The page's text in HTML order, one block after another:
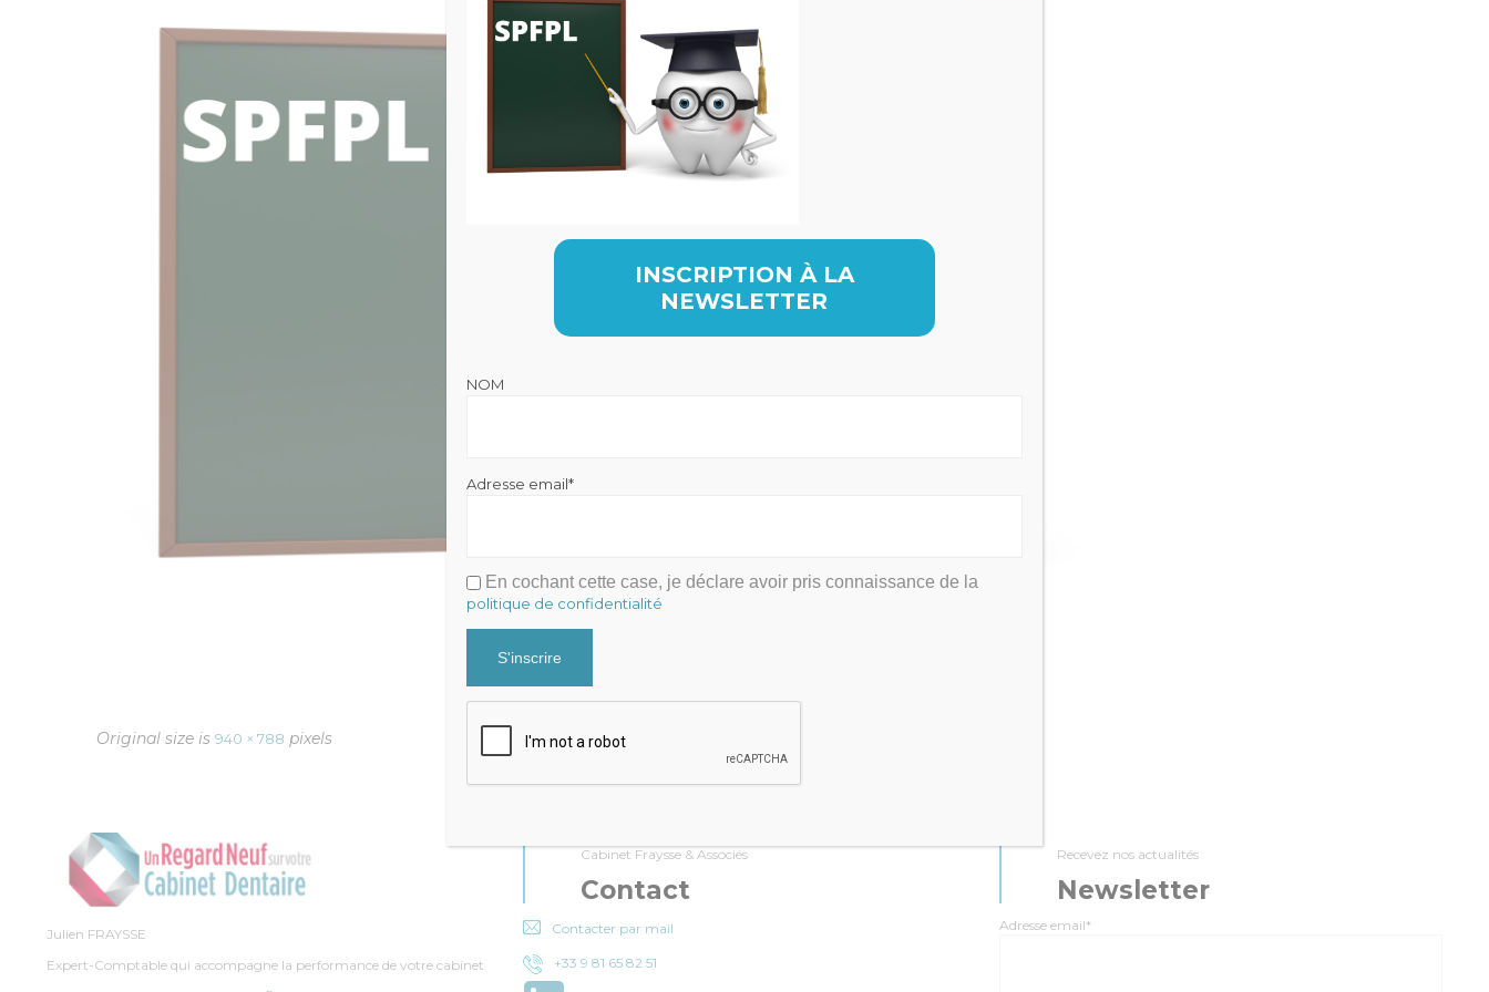
Original size is 940 × 788 pixels
Julien FRAYSSE
Expert-Comptable qui accompagne la performance de votre cabinet
Cabinet Fraysse & Associés
Contact
Contacter par mail
+33 9 81 65 82 51
Recevez nos actualités
Newsletter
Adresse email*
INSCRIPTION À LA
NEWSLETTER
NOM
Adresse email*
En cochant cette case, je déclare avoir pris connaissance de la
politique de confidentialité